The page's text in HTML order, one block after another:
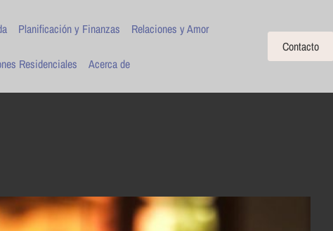
Planificación y Finanzas Relaciones y Amor
Residenciales Acerca de
Contacto